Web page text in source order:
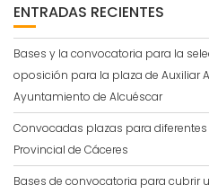
ENTRADAS RECIENTES
Bases y la convocatoria para la
oposición para la plaza de Auxiliar
Ayuntamiento de Alcuéscar
Convocadas plazas para
Provincial de Cáceres
Bases de convocatoria para cubrir